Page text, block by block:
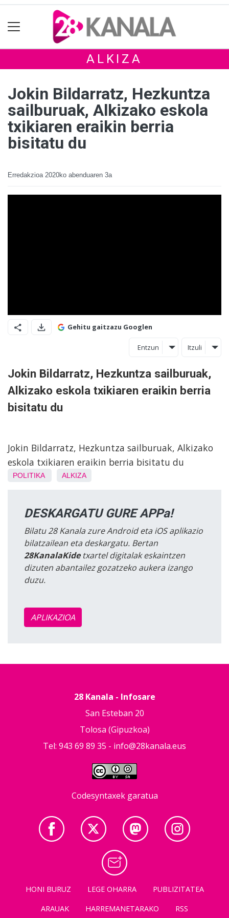
ALKIZA
Jokin Bildarratz, Hezkuntza
sailburuak, Alkizako eskola
txikiaren eraikin berria
bisitatu du
Erredakzioa 2020ko abenduaren 3a
Gehitu gaitzazu Googlen
Entzun Itzuli
Jokin Bildarratz, Hezkuntza sailburuak,
Alkizako eskola txikiaren eraikin berria
bisitatu du
Jokin Bildarratz, Hezkuntza sailburuak, Alkizako
eskola txikiaren eraikin berria bisitatu du
POLITIKA ALKIZA
DESKARGATU GURE APPa!
Bilatu 28 Kanala zure Android eta iOS aplikazio
bilatzailean eta deskargatu. Bertan
28KanalaKidetxartel digitalak eskaintzen
dizuten abantailez gozatzeko aukera izango
duzu.
APLIKAZIOA
28 Kanala - Infosare
San Esteban 20
Tolosa (Gipuzkoa)
Tel: 943 69 89 35 - info@28kanala.eus
Codesyntaxek garatua
HONI BURUZ LEGE OHARRA
PUBLIZITATEA
ARAUAK
HARREMANETARAKO RSS